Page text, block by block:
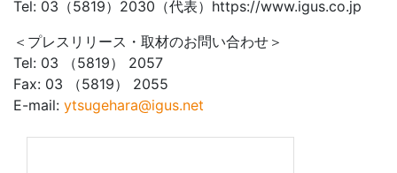
Tel: 03（5819）2030（代表）https://www.igus.co.jp
＜プレスリリース・取材のお問い合わせ＞
Tel: 03 （5819） 2057
Fax: 03 （5819） 2055
E-mail: ytsugehara@igus.net